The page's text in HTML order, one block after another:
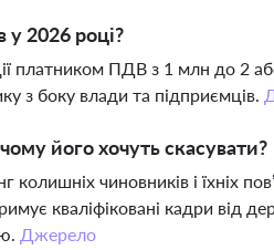
2026 році?
платником ПДВ з 1 млн до 2
з боку влади та підприємців.
його хочуть скасувати?
чиновників і їхніх
кваліфіковані кадри від
Джерело